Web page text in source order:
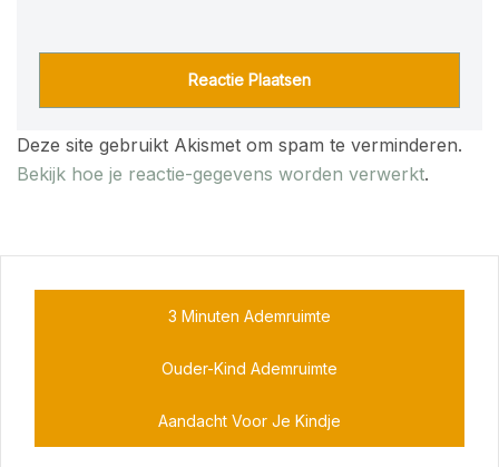
Deze site gebruikt Akismet om spam te verminderen.
Bekijk hoe je reactie-gegevens worden verwerkt.
3 Minuten Ademruimte
Ouder-Kind Ademruimte
Aandacht Voor Je Kindje